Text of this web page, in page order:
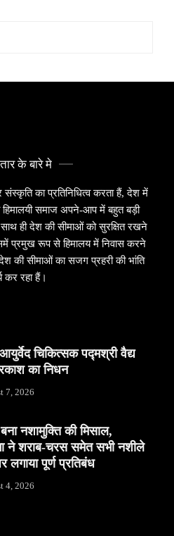
के बारे मे
संस्कृति का प्रतिनिधित्व करता हैं, देश में
समाज अपने-आप में बहुत बड़ी
ही देश की सीमाओं को सुरक्षित रखने
प्रमुख रूप से हिमालय में निवास करने
की सीमाओं का सजग प्रहरी की भांति
कर रहा हैं।
आयुर्वेद चिकित्सक पद्मश्री वैद्य
का निधन
7, 2026
नशामुक्ति की मिसाल,
ने शराब-चरस समेत सभी नशीले
लगाया पूर्ण प्रतिबंध
4, 2026